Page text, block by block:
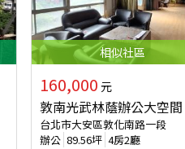
相似社區
160,000 元
敦南光武林蔭辦公大空間
台北市大安區敦化南路一段
辦公 89.56坪 4房2廳